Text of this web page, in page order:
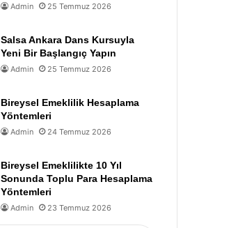
Admin 25 Temmuz 2026
Salsa Ankara Dans Kursuyla
Yeni Bir Başlangıç Yapın
Admin 25 Temmuz 2026
Bireysel Emeklilik Hesaplama
Yöntemleri
Admin 24 Temmuz 2026
Bireysel Emeklilikte 10 Yıl
Sonunda Toplu Para Hesaplama
Yöntemleri
Admin 23 Temmuz 2026